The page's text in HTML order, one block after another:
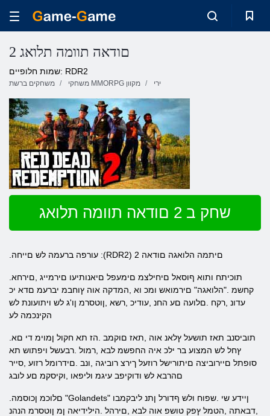
2 םודאה תוומה תלואג
שמות חלופיים: RDR2
משחקים ברשת משחקי MMORPG מקוון ירי
שחק ב 2 םודאה תוומה תלואג
.עורפה ברעמה לש םייחה :(RDR2) 2 םיתמה הלואגה םודאה
קחשמ ."הלואגה" םירמואש ומכ וא ,המדקה אוה ץוחבמ יברעמ םדא יכ
עדונ ,רקח .םלועה םע החנ ,עודיכ ,רשא ,ןוטסרמ ןו'ג לש ויתועונת לש
הקינכמה לע
ץחל לש המצוע בר ילכ איה החפשמ לבא ,רמול .רבעשל ויפתוש תא
סופתל םיירוביצה םיתורישל רוזעל ךירצ רוביגה ,ונב .םידרומל רזוע ,סייר
םהרבא לש ודוקיפב עיגמ וליפאו ,וקיסקמ םע לובג
,דבאתה ,הטמל ץפק טושפ אוה לבא ,םירהל .הילידיאה ןמ ןוטסרמ הנהנ